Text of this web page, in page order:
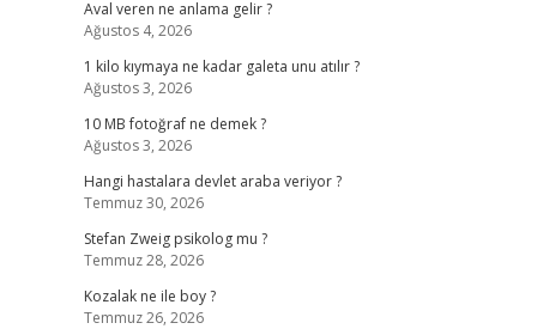
Aval veren ne anlama gelir ?
Ağustos 4, 2026
1 kilo kıymaya ne kadar galeta unu atılır ?
Ağustos 3, 2026
10 MB fotoğraf ne demek ?
Ağustos 3, 2026
Hangi hastalara devlet araba veriyor ?
Temmuz 30, 2026
Stefan Zweig psikolog mu ?
Temmuz 28, 2026
Kozalak ne ile boy ?
Temmuz 26, 2026